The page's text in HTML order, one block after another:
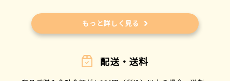
もっと詳しく見る
配送・送料